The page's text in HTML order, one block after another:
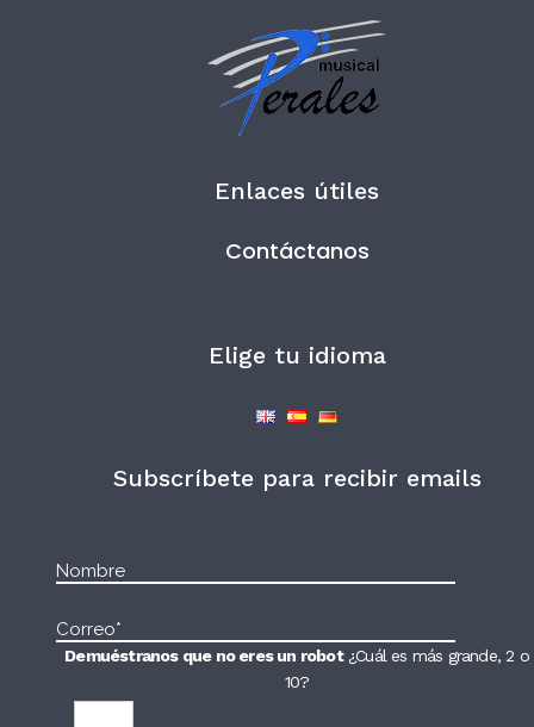
Enlaces útiles
Contáctanos
Elige tu idioma
Subscríbete para recibir emails
Demuéstranos que no eres un robot ¿Cuál es más grande, 2 o
10?